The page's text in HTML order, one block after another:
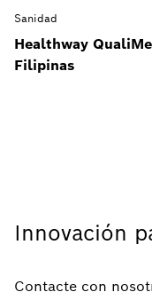
Sanidad
Healthway
Filipinas
Innovación
Contacte con